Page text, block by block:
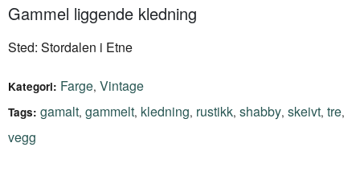
Gammel liggende kledning
Sted: Stordalen i Etne
Kategori: Farge, Vintage
Tags: gamalt, gammelt, kledning, rustikk, shabby, skeivt, tre,
vegg